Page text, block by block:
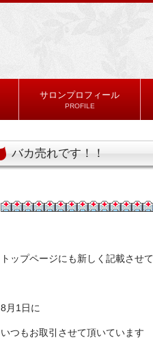
サロンプロフィール
PROFILE
バカ売れです！！
トップページにも新しく記載させ
8月1日に
いつもお取引させて頂いています